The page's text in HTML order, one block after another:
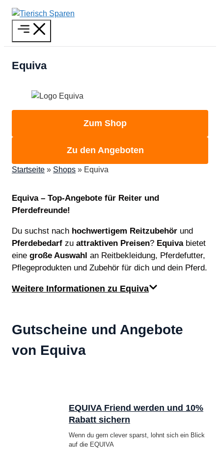
Zum
Inhalt
springen
Equiva
Zum Shop
Zu den Angeboten
Startseite » Shops » Equiva
Equiva – Top-Angebote für Reiter und
Pferdefreunde!
Du suchst nach hochwertigem Reitzubehör und
Pferdebedarf zu attraktiven Preisen? Equivabietet
eine große Auswahl an Reitbekleidung, Pferdefutter,
Pflegeprodukten und Zubehör für dich und dein Pferd.
Weitere Informationen zu Equiva
Gutscheine und Angebote
von Equiva
EQUIVA Friend werden und 10%
Rabatt sichern
Wenn du gern clever sparst, lohnt sich ein Blick
auf die EQUIVA